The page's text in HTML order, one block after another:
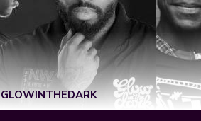
GLOWINTHEDARK